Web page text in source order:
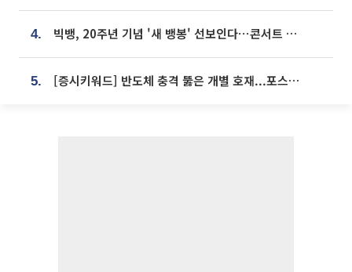
4. 빅뱅, 20주년 기념 '새 뱅봉' 선보인다⋯콘서트 앞두고 팝업 개최
5. [증시키워드] 반도체 충격 뚫은 개별 호재...포스코퓨처엠·에코프로·한화솔루션 '눈길'